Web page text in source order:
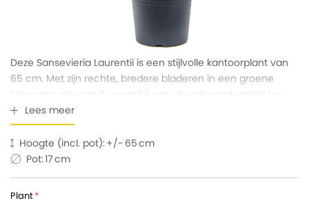
Hoogte (incl. pot):
65
Pot:17
Deze Sansevieria Laurentii is een stijlvolle kantoorplant van
65 cm. Met zijn rechte, bredere bladeren in een groene
aan elke ruimte.
Lees meer
Plant